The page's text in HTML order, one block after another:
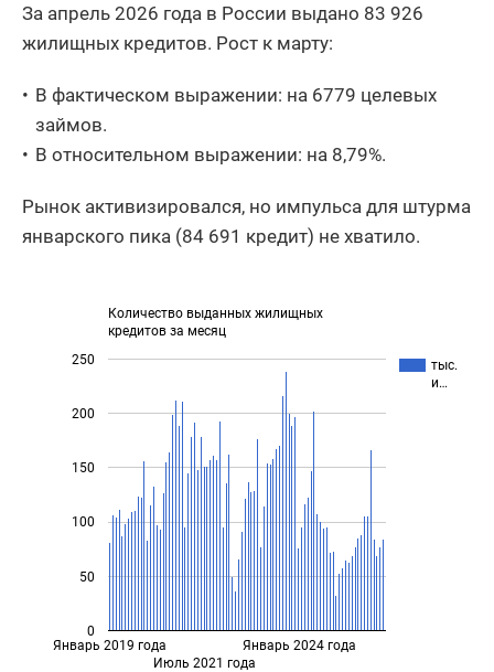
За апрель 2026 года в России выдано 83 926
жилищных кредитов. Рост к марту:
В фактическом выражении: на 6779 целевых
займов.
В относительном выражении: на 8,79%.
Рынок активизировался, но импульса для штурма
январского пика (84 691 кредит) не хватило.
Количество выданных жилищных
кредитов за месяц
тыс.
и…
Январь 2019 года
Июль 2021 года
Январь 2024 года
0
50
100
150
200
250